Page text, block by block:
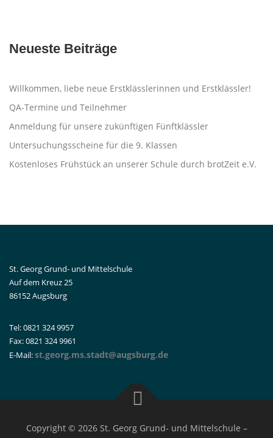
Neueste Beiträge
Willkommen, liebe neue Erstklässlerinnen und Erstklässler!
QA-Termine und Teilnehmer
Anmeldung für unsere zukünftigen Fünftklässler
Untersuchungsscheine für die 9. Klassen
Kostenloses Frühstück an unserer Schule durch brotZeit e.V.
St. Georg Grund- und Mittelschule
Auf dem Kreuz 25
86152 Augsburg
Tel: 0821 324 9957
Fax: 0821 324 9961
E-Mail:st.georg.ms.stadt@augsburg.de
Copyright © 2026 St. Georg Grund- und Mittelschule –